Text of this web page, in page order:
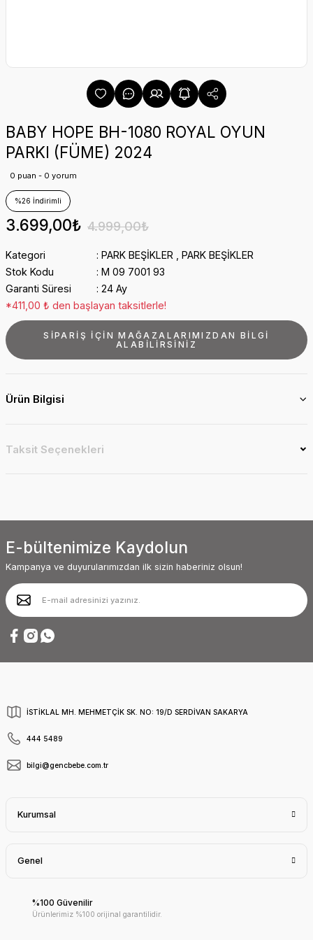
BABY HOPE BH-1080 ROYAL OYUN
PARKI (FÜME) 2024
0 puan - 0 yorum
%26 İndirimli
3.699,00₺ 4.999,00₺
Kategori PARK BEŞİKLER
PARK BEŞİKLER
Stok Kodu
M 09 7001 93
Garanti Süresi
24 Ay
*411,00 ₺ den başlayan taksitlerle!
SİPARİŞ İÇİN MAĞAZALARIMIZDAN BİLGİ
ALABİLİRSİNİZ
Ürün Bilgisi
Taksit Seçenekleri
E-bültenimize Kaydolun
Kampanya ve duyurularımızdan ilk sizin haberiniz olsun!
İSTİKLAL MH. MEHMETÇİK SK. NO: 19/D SERDİVAN SAKARYA
444 5489
bilgi@gencbebe.com.tr
Kurumsal
Genel
%100 Güvenilir
Ürünlerimiz %100 orijinal garantilidir.